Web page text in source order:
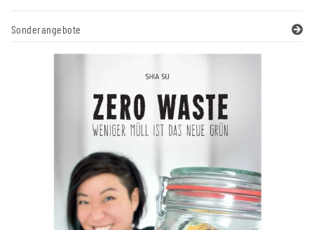
Sonderangebote